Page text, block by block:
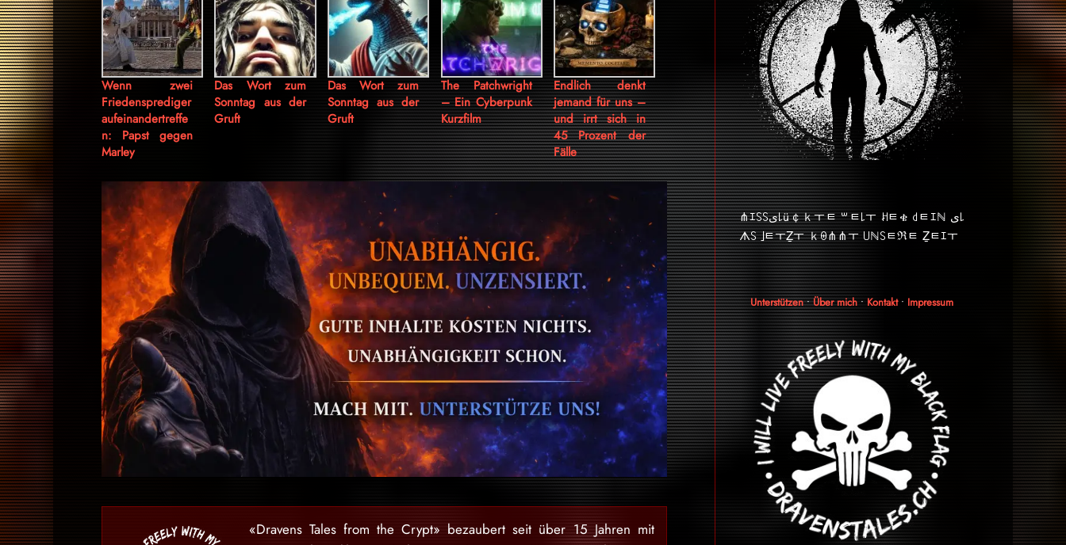
Wenn zwei
Friedensprediger
aufeinandertreffe
n: Papst gegen
Marley
Das Wort zum
Sonntag aus der
Gruft
Das Wort zum
Sonntag aus der
Gruft
The Patchwright
– Ein Cyberpunk
Kurzfilm
Endlich denkt
jemand für uns –
und irrt sich in
45 Prozent der
Fälle
«Dravens Tales from the Crypt» bezaubert seit über 15 Jahren mit
⋔ｴ꒚꒚ﻯ꒒ü￠ｋￓﾼ ꒳ﾼ꒒ￓ ꎧﾼቄ ꒯ﾼｴℕ ﻯ꒒
ᗑ꒚ ｣ﾼￓẔￓ ｋꑙ⋔⋔ￓ ꒤ℕ꒚ﾼℜﾼ Ẕﾼｴￓ
Unterstützen•Über mich• Kontakt• Impressum